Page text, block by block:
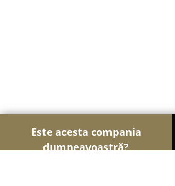
Este acesta compania
dumneavoastră?